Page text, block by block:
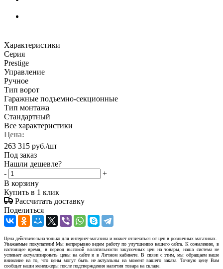
Характеристики
Серия
Prestige
Управление
Ручное
Тип ворот
Гаражные подъемно-секционные
Тип монтажа
Стандартный
Все характеристики
Цена:
263 315 руб./шт
Под заказ
Нашли дешевле?
-
+
В корзину
Купить в 1 клик
Рассчитать доставку
Поделиться
Цена действительна только для интернет-магазина и может отличаться от цен в розничных магазинах.
Уважаемые покупатели! Мы непрерывно ведем работу по улучшению нашего сайта. К сожалению, в
настоящее время, в период высокой волатильности закупочных цен на товары, наша система не
успевает актуализировать цены на сайте и в Личном кабинете. В связи с этим, мы обращаем ваше
внимание на то, что цены могут быть не актуальны на момент вашего заказа. Точную цену Вам
сообщат наши менеджеры после подтверждения наличия товара на складе.